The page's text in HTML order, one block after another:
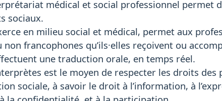
médical et social professionnel permet
sociaux.
en milieu social et médical, permet aux
francophones qu’ils·elles reçoivent ou
une traduction orale, en temps réel.
est le moyen de respecter les droits
sociale, à savoir le droit à l’information, à